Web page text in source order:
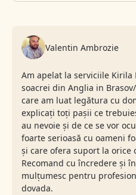
Valentin Ambrozie
Am apelat la serviciile
soacrei din Anglia in
care am luat legătura cu
explicați toți pașii ce
au nevoie și de ce se vor
foarte serioasă cu oameni
și care ofera suport la orice
Recomand cu încredere și
mulțumesc pentru
dovada.